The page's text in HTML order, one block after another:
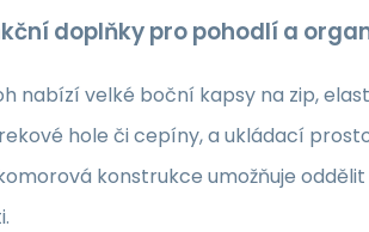
doplňky pro pohodlí a
nabízí velké boční kapsy na zip,
hole či cepíny, a ukládací
konstrukce umožňuje